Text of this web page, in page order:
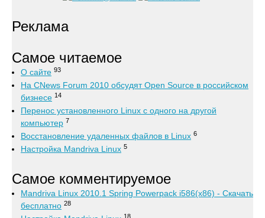
Реклама
Самое читаемое
О сайте 93
На CNews Forum 2010 обсудят Open Source в российском
бизнесе 14
Перенос установленного Linux с одного на другой
компьютер 7
Восстановление удаленных файлов в Linux 6
Настройка Mandriva Linux 5
Самое комментируемое
Mandriva Linux 2010.1 Spring Powerpack i586(x86) - Скачать
бесплатно 28
18